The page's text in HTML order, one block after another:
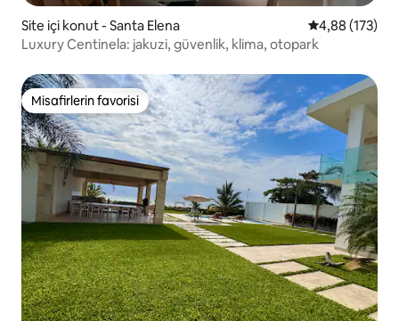
Site içi konut - Santa Elena 5 üzerinden
4,88 (173)
Luxury Centinela: jakuzi, güvenlik, klima, otopark
Misafirlerin favorisi
Misafirlerin favorisi